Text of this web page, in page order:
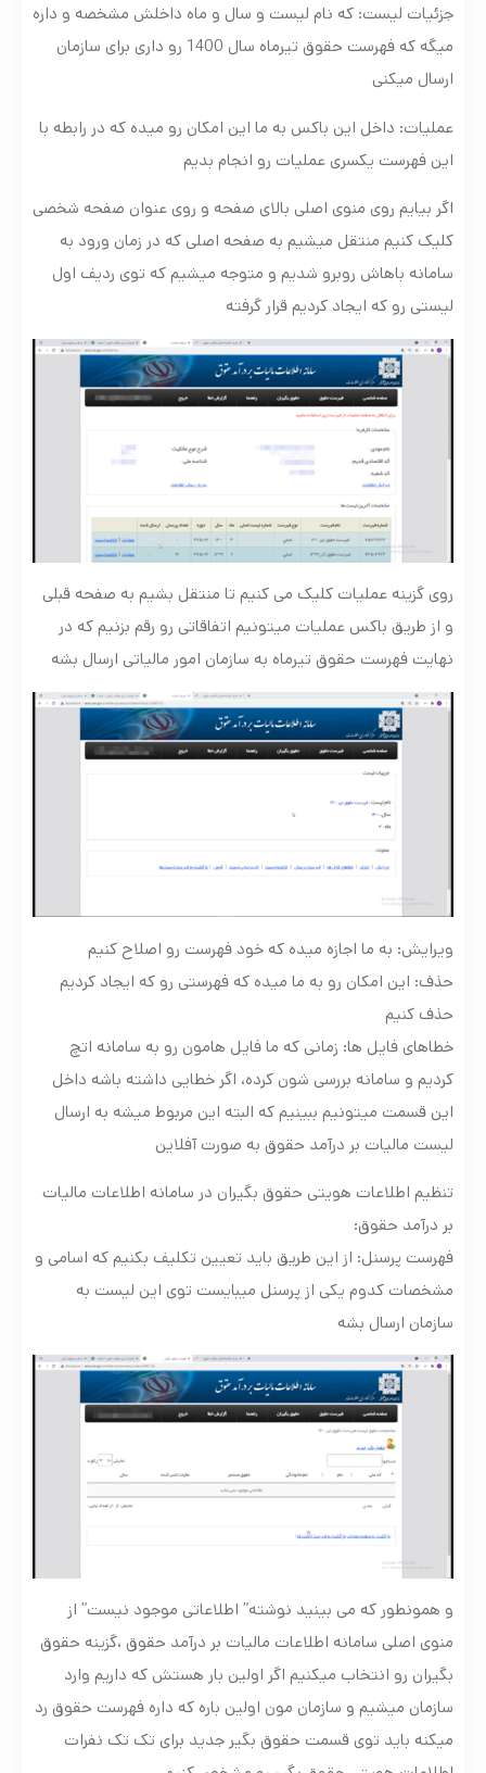
جزئیات لیست: که نام لیست و سال و ماه داخلش مشخصه و داره
میگه که فهرست حقوق تیرماه سال 1400 رو داری برای سازمان
ارسال میکنی
عملیات: داخل این باکس به ما این امکان رو میده که در رابطه با
این فهرست یکسری عملیات رو انجام بدیم
اگر بیایم روی منوی اصلی بالای صفحه و روی عنوان صفحه شخصی
کلیک کنیم منتقل میشیم به صفحه اصلی که در زمان ورود به
سامانه باهاش روبرو شدیم و متوجه میشیم که توی ردیف اول
لیستی رو که ایجاد کردیم قرار گرفته
روی گزینه عملیات کلیک می کنیم تا منتقل بشیم به صفحه قبلی
و از طریق باکس عملیات میتونیم اتفاقاتی رو رقم بزنیم که در
نهایت فهرست حقوق تیرماه به سازمان امور مالیاتی ارسال بشه
ویرایش: به ما اجازه میده که خود فهرست رو اصلاح کنیم
حذف: این امکان رو به ما میده که فهرستی رو که ایجاد کردیم
حذف کنیم
خطاهای فایل ها: زمانی که ما فایل هامون رو به سامانه اتچ
کردیم و سامانه بررسی شون کرده، اگر خطایی داشته باشه داخل
این قسمت میتونیم ببینیم که البته این مربوط میشه به ارسال
لیست مالیات بر درآمد حقوق به صورت آفلاین
تنظیم اطلاعات هویتی حقوق بگیران در سامانه اطلاعات مالیات
بر درآمد حقوق:
فهرست پرسنل: از این طریق باید تعیین تکلیف بکنیم که اسامی و
مشخصات کدوم یکی از پرسنل میبایست توی این لیست به
سازمان ارسال بشه
و همونطور که می بینید نوشته” اطلاعاتی موجود نیست” از
منوی اصلی سامانه اطلاعات مالیات بر درآمد حقوق ،گزینه حقوق
بگیران رو انتخاب میکنیم اگر اولین بار هستش که داریم وارد
سازمان میشیم و سازمان مون اولین باره که داره فهرست حقوق رد
میکنه باید توی قسمت حقوق بگیر جدید برای تک تک نفرات